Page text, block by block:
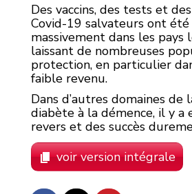
Des vaccins, des tests et
Covid-19 salvateurs ont été
massivement dans les pays
laissant de nombreuses
protection, en particulier
faible revenu.
Dans d’autres domaines de
diabète à la démence, il y a
revers et des succès
voir version intégrale